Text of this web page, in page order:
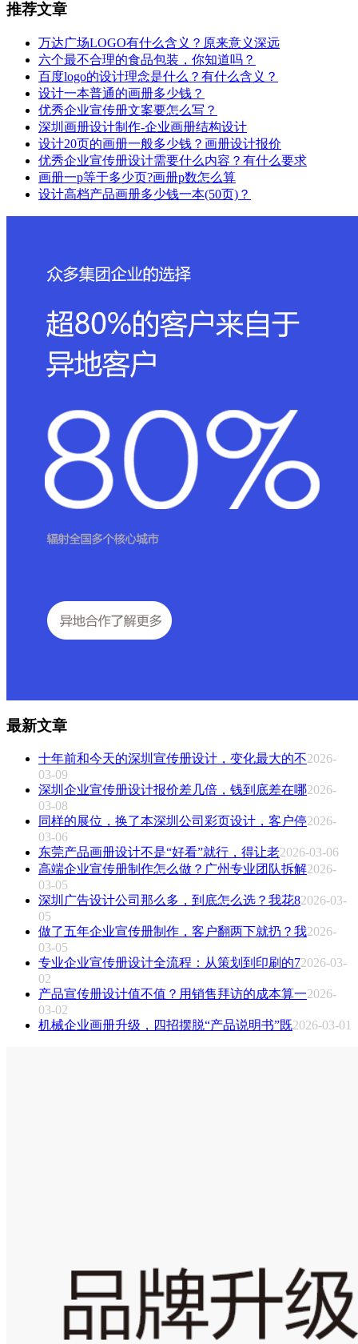
推荐文章
万达广场LOGO有什么含义？原来意义深远
六个最不合理的食品包装，你知道吗？
百度logo的设计理念是什么？有什么含义？
设计一本普通的画册多少钱？
优秀企业宣传册文案要怎么写？
深圳画册设计制作-企业画册结构设计
设计20页的画册一般多少钱？画册设计报价
优秀企业宣传册设计需要什么内容？有什么要求
画册一p等于多少页?画册p数怎么算
设计高档产品画册多少钱一本(50页)？
最新文章
十年前和今天的深圳宣传册设计，变化最大的不2026-
03-09
深圳企业宣传册设计报价差几倍，钱到底差在哪2026-
03-08
同样的展位，换了本深圳公司彩页设计，客户停2026-
03-06
东莞产品画册设计不是“好看”就行，得让老2026-03-06
高端企业宣传册制作怎么做？广州专业团队拆解2026-
03-05
深圳广告设计公司那么多，到底怎么选？我花82026-03-
05
做了五年企业宣传册制作，客户翻两下就扔？我2026-
03-05
专业企业宣传册设计全流程：从策划到印刷的72026-03-
02
产品宣传册设计值不值？用销售拜访的成本算一2026-
03-02
机械企业画册升级，四招摆脱“产品说明书”既2026-03-01